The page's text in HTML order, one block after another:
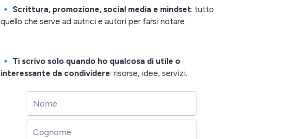
🔹Scrittura, promozione, social media e mindset: tutto
quello che serve ad autrici e autori per farsi notare
🔹 Ti scrivo solo quando ho qualcosa di utile o
interessante da condividere: risorse, idee, servizi.